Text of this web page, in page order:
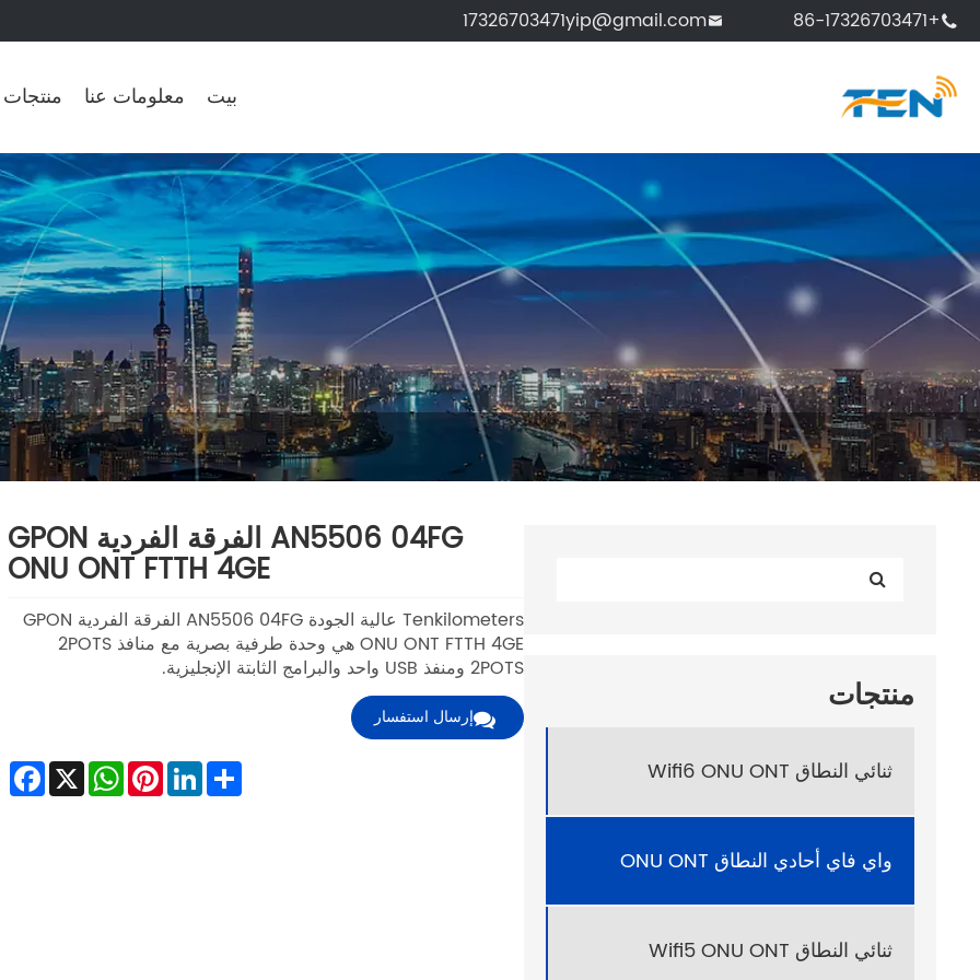

+86-17326703471

17326703471yip@gmail.com
بيت معلومات عنا منتجات
منتجات
ثنائي النطاق Wifi6 ONU ONT
واي فاي أحادي النطاق ONU ONT
ثنائي النطاق Wifi5 ONU ONT
AN5506 04FG الفرقة الفردية GPON
ONU ONT FTTH 4GE
Tenkilometers عالية الجودة AN5506 04FG الفرقة الفردية GPON
ONU ONT FTTH 4GE هي وحدة طرفية بصرية مع منافذ 2POTS
2POTS ومنفذ USB واحد والبرامج الثابتة الإنجليزية.
إرسال استفسار
X
WhatsAppPinterestLinkedInShare